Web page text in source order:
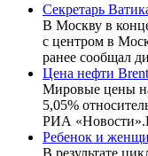
Секретарь
В Москву в
с центром в
ранее сообщал
Цена нефти
Мировые цены на
5,05%
РИА
Ребенок и
В результате